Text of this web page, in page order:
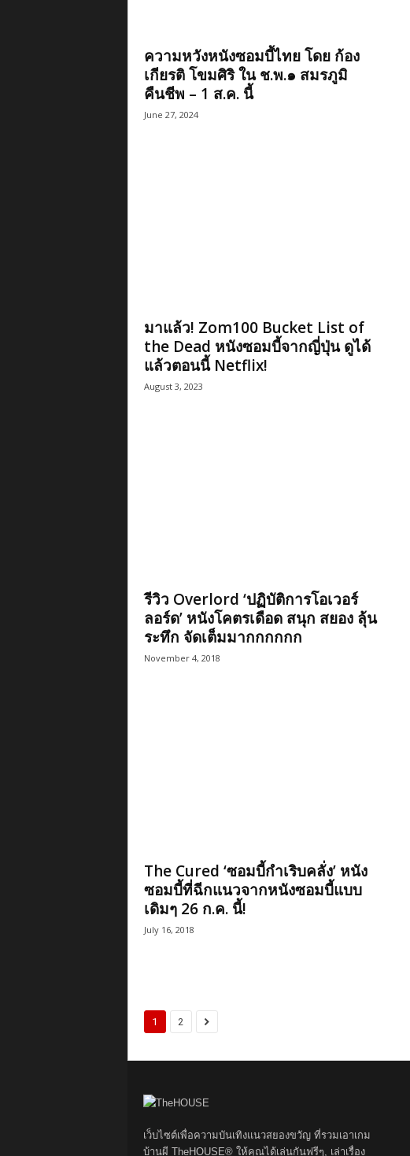
ความหวังหนังซอมบี้ไทย โดย ก้อง
เกียรติ โขมศิริ ใน ช.พ.๑ สมรภูมิ
คืนชีพ – 1 ส.ค. นี้
June 27, 2024
มาแล้ว! Zom100 Bucket List of
the Dead หนังซอมบี้จากญี่ปุ่น ดูได้
แล้วตอนนี้ Netflix!
August 3, 2023
รีวิว Overlord ‘ปฏิบัติการโอเวอร์
ลอร์ด’ หนังโคตรเดือด สนุก สยอง ลุ้น
ระทึก จัดเต็มมากกกกกก
November 4, 2018
The Cured ‘ซอมบี้กำเริบคลั่ง’ หนัง
ซอมบี้ที่ฉีกแนวจากหนังซอมบี้แบบ
เดิมๆ 26 ก.ค. นี้!
July 16, 2018
1 2
เว็บไซต์เพื่อความบันเทิงแนวสยองขวัญ ที่รวมเอาเกม
บ้านผี TheHOUSE® ให้คุณได้เล่นกันฟรีๆ, เล่าเรื่อง